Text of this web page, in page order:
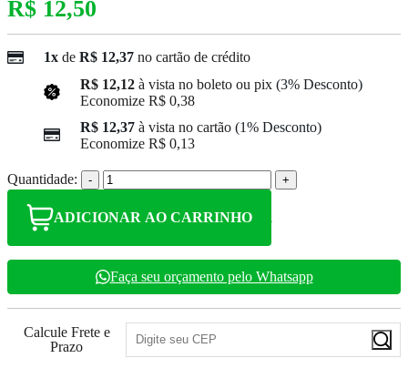
R$ 12,50
1x de R$ 12,37 no cartão de crédito
R$ 12,12 à vista no boleto ou pix (3% Desconto)
Economize R$ 0,38
R$ 12,37 à vista no cartão (1% Desconto)
Economize R$ 0,13
Quantidade: - +
ADICIONAR AO CARRINHO
Faça seu orçamento pelo Whatsapp
Calcule Frete e
Prazo